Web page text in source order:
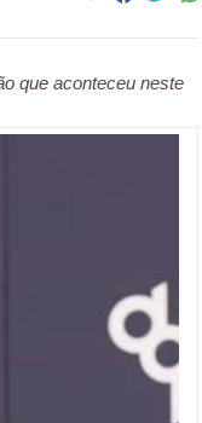
que aconteceu neste